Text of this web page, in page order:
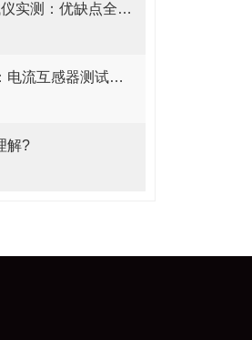
3款热门安规测试仪实测：优缺点全曝光，避坑必看
新能源领域必备：电流互感器测试仪技术全解析
解?